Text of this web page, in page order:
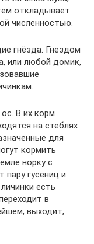
откладывает
численностью.
гнёзда. Гнездом
или любой домик,
В их корм
на стеблях
для
кормить
норку с
пару гусениц и
есть
в
выходит,